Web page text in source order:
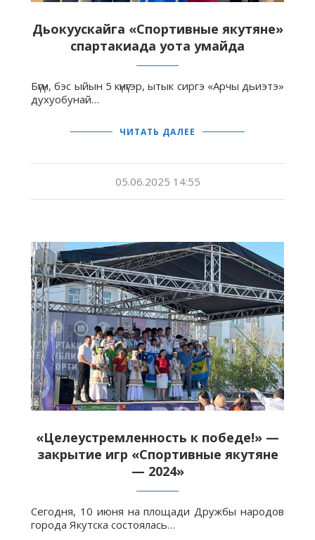
Дьокуускайга «Спортивные якутяне»
спартакиада уота умайда
Бүгүн, бэс ыйын 5 күнүгэр, ытык сиргэ «Арчы дьиэтэ»
духуобунай…
ЧИТАТЬ ДАЛЕЕ
05.06.2025 14:55
«Целеустремленность к победе!» —
закрытие игр «Спортивные якутяне
— 2024»
Сегодня, 10 июня на площади Дружбы народов
города Якутска состоялась…